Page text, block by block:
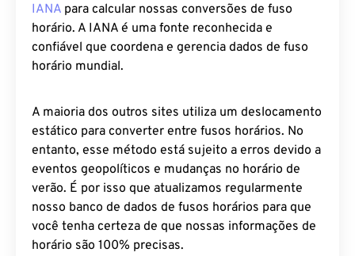
IANA para calcular nossas conversões de fuso
horário. A IANA é uma fonte reconhecida e
confiável que coordena e gerencia dados de fuso
horário mundial.
A maioria dos outros sites utiliza um deslocamento
estático para converter entre fusos horários. No
entanto, esse método está sujeito a erros devido a
eventos geopolíticos e mudanças no horário de
verão. É por isso que atualizamos regularmente
nosso banco de dados de fusos horários para que
você tenha certeza de que nossas informações de
horário são 100% precisas.